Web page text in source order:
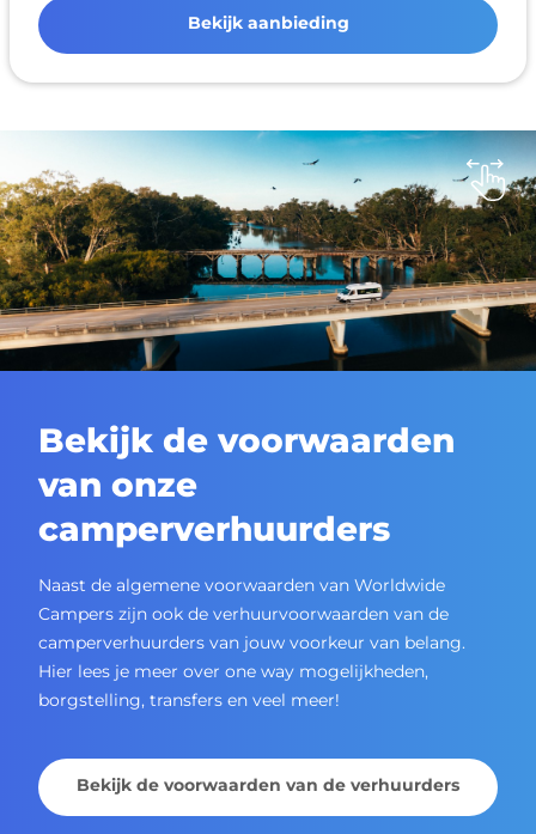
Bekijk aanbieding
Bekijk de voorwaarden
van onze
camperverhuurders
Naast de algemene voorwaarden van Worldwide
Campers zijn ook de verhuurvoorwaarden van de
camperverhuurders van jouw voorkeur van belang.
Hier lees je meer over one way mogelijkheden,
borgstelling, transfers en veel meer!
Bekijk de voorwaarden van de verhuurders